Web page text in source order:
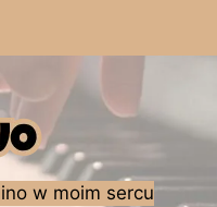
w moim sercu